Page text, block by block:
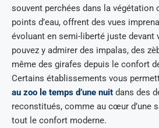
souvent perchées dans la végétation
points d’eau, offrent des vues
évoluant en semi-liberté juste devant
pouvez y admirer des impalas, des
même des girafes depuis le confort
Certains établissements vous
au zoo le temps d’une nuit dans des
reconstitués, comme au cœur d’une
tout le confort moderne.